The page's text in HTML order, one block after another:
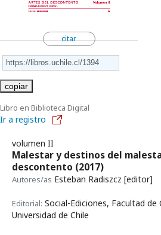
citar
copiar
Libro en Biblioteca Digital
Ir a registro
volumen II
Malestar y destinos del
descontento (2017)
Autores/as Esteban Radiszcz [editor]
Editorial: Social-Ediciones, Facultad de
Universidad de Chile